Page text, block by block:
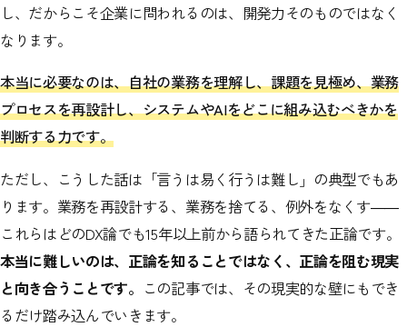
し、だからこそ企業に問われるのは、開発力そのものではなく
なります。
本当に必要なのは、自社の業務を理解し、課題を見極め、業務
プロセスを再設計し、システムやAIをどこに組み込むべきかを
判断する力です。
ただし、こうした話は「言うは易く行うは難し」の典型でもあ
ります。業務を再設計する、業務を捨てる、例外をなくす――
これらはどのDX論でも15年以上前から語られてきた正論です。
本当に難しいのは、正論を知ることではなく、正論を阻む現実
と向き合うことです。 この記事では、その現実的な壁にもでき
るだけ踏み込んでいきます。